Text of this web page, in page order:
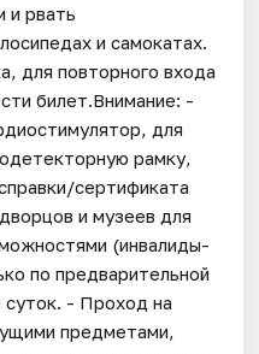
и рвать
и самокатах.
для повторного входа
билет.Внимание: -
для
рамку,
сертификата
и музеев для
(инвалиды-
по предварительной
суток. - Проход на
предметами,